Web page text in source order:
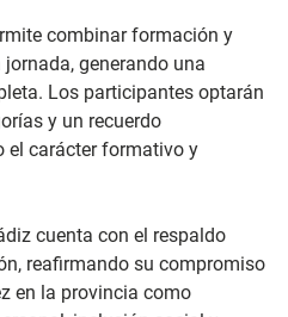
combinar formación y
generando una
Los participantes optarán
y un recuerdo
el carácter formativo y
cuenta con el respaldo
reafirmando su compromiso
en la provincia como